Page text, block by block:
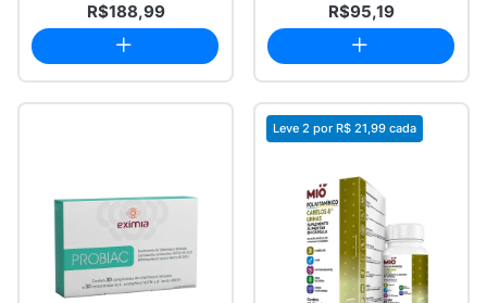
R$188,99 R$95,19
Leve 2 por R$ 21,99 cada